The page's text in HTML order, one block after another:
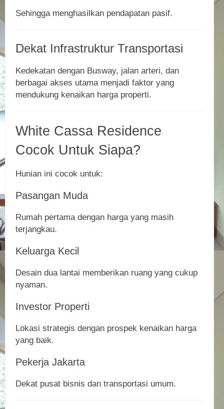
Sehingga menghasilkan pendapatan pasif.
Dekat Infrastruktur Transportasi
Kedekatan dengan Busway, jalan arteri, dan
berbagai akses utama menjadi faktor yang
mendukung kenaikan harga properti.
White Cassa Residence
Cocok Untuk Siapa?
Hunian ini cocok untuk:
Pasangan Muda
Rumah pertama dengan harga yang masih
terjangkau.
Keluarga Kecil
Desain dua lantai memberikan ruang yang cukup
nyaman.
Investor Properti
Lokasi strategis dengan prospek kenaikan harga
yang baik.
Pekerja Jakarta
Dekat pusat bisnis dan transportasi umum.